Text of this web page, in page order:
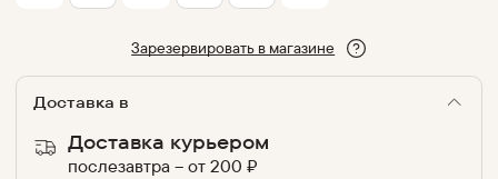
Зарезервировать в магазине
Доставка в
Доставка курьером
послезавтра –от200 ₽